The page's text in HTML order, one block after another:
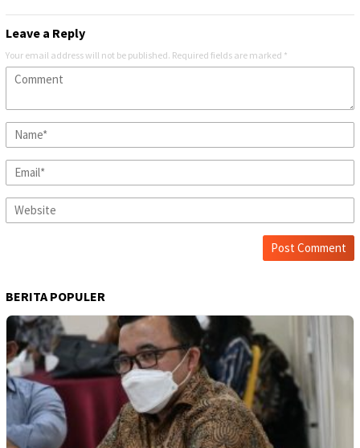
Leave a Reply
Your email address will not be published. Required fields are marked *
BERITA POPULER